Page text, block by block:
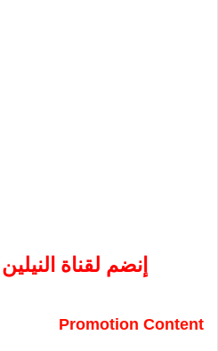
إنضم لقناة
Promotion Content